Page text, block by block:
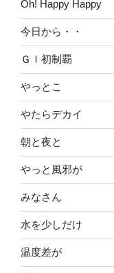
Oh! Happy Happy
今日から・・
ＧＩ初制覇
やっとこ
やたらデカイ
朝と夜と
やっと風邪が
みなさん
水を少しだけ
温度差が